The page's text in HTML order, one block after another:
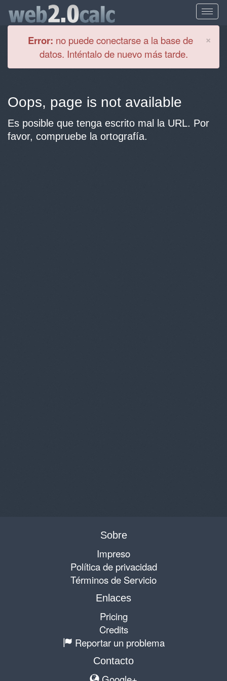
×
Error: no puede conectarse a la base de
datos. Inténtalo de nuevo más tarde.
Oops, page is not available
Es posible que tenga escrito mal la URL. Por
favor, compruebe la ortografía.
Sobre
Impreso
Política de privacidad
Términos de Servicio
Enlaces
Pricing
Credits
Reportar un problema
Contacto